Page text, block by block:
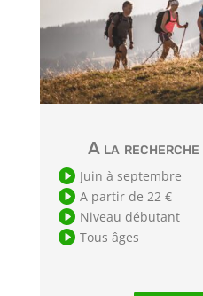
A la recherche
 Juin à septembre
 A partir de 22 €
 Niveau débutant
 Tous âges